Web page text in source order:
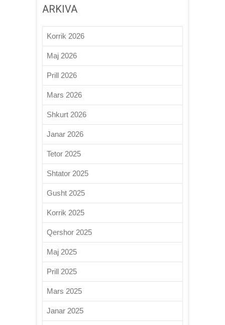
ARKIVA
Korrik 2026
Maj 2026
Prill 2026
Mars 2026
Shkurt 2026
Janar 2026
Tetor 2025
Shtator 2025
Gusht 2025
Korrik 2025
Qershor 2025
Maj 2025
Prill 2025
Mars 2025
Janar 2025